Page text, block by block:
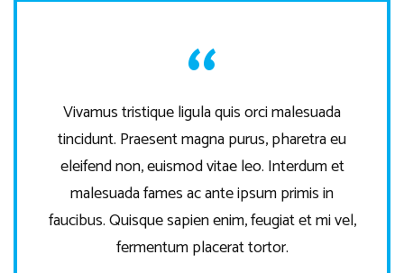
Vivamus tristique ligula quis orci malesuada
tincidunt. Praesent magna purus, pharetra eu
eleifend non, euismod vitae leo. Interdum et
malesuada fames ac ante ipsum primis in
faucibus. Quisque sapien enim, feugiat et mi vel,
fermentum placerat tortor.